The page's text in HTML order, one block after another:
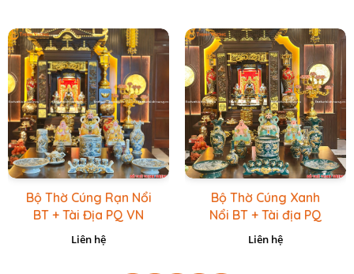
Bộ Thờ Cúng Rạn Nổi
BT + Tài Địa PQ VN
Vàng Caro
Liên hệ
Bộ Thờ Cúng Xanh
Nổi BT + Tài địa PQ
VN Xanh Lục
Liên hệ